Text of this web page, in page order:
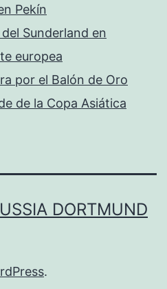
Pekín
Sunderland en
europea
por el Balón de Oro
de la Copa Asiática
DORTMUND
.